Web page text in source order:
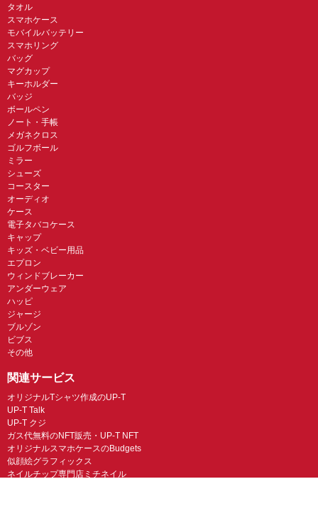
タオル
スマホケース
モバイルバッテリー
スマホリング
バッグ
マグカップ
キーホルダー
バッジ
ボールペン
ノート・手帳
メガネクロス
ゴルフボール
ミラー
シューズ
コースター
オーディオ
ケース
電子タバコケース
キャップ
キッズ・ベビー用品
エプロン
ウィンドブレーカー
アンダーウェア
ハッピ
ジャージ
ブルゾン
ビブス
その他
関連サービス
オリジナルTシャツ作成のUP-T
UP-T Talk
UP-T クジ
ガス代無料のNFT販売・UP-T NFT
オリジナルスマホケースのBudgets
似顔絵グラフィックス
ネイルチップ専門店ミチネイル